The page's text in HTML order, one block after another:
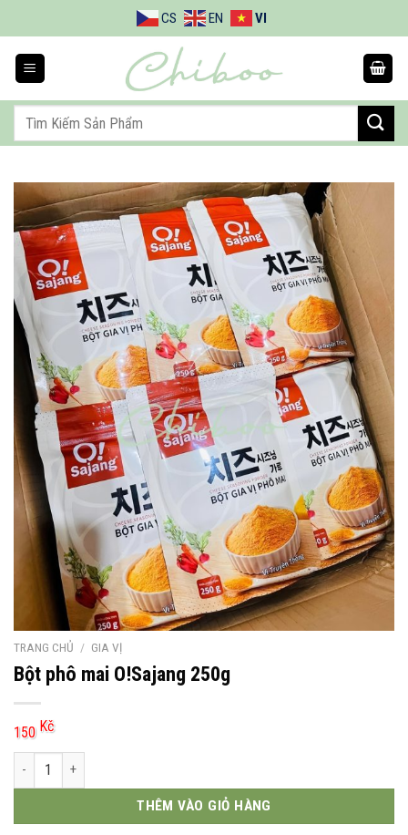
qua
dung
CS EN VI
Tìm
TRANG CHỦ / GIA VỊ
Bột phô mai O!Sajang 250g
150 Kč
Bột phô mai O!Sajang 250g số lượng
THÊM VÀO GIỎ HÀNG